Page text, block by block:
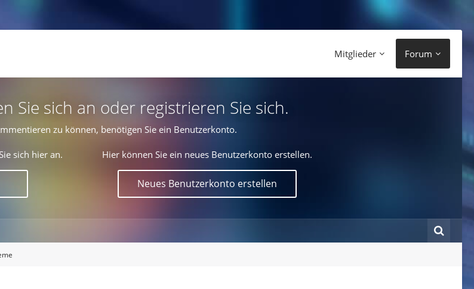
Mitglieder Forum
Sie sich an oder registrieren Sie sich.
zu können, benötigen Sie ein Benutzerkonto.
sich hier an. Hier können Sie ein neues Benutzerkonto erstellen.
Neues Benutzerkonto erstellen